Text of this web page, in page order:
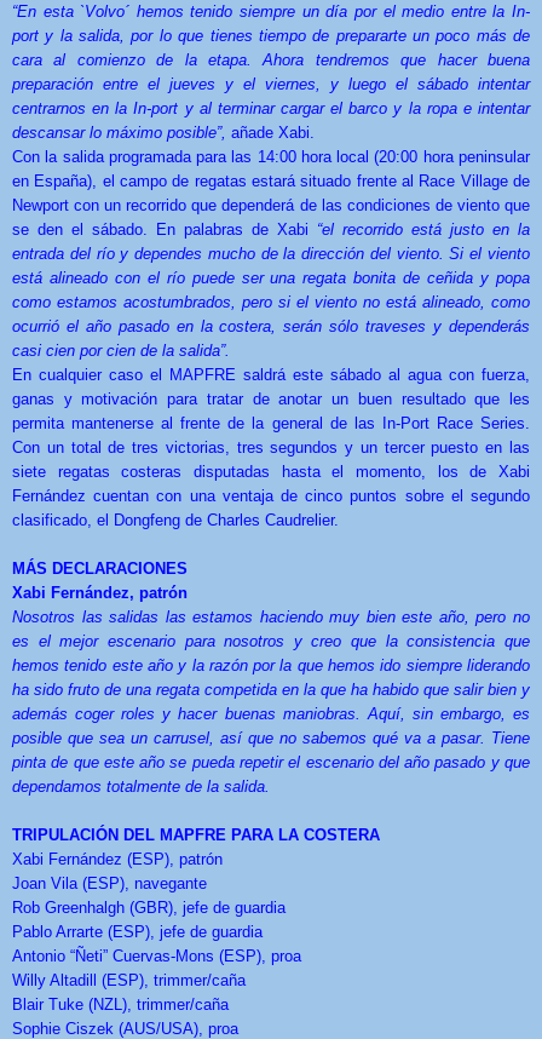
“En esta `Volvo´ hemos tenido siempre un día por el medio entre la In-
port y la salida, por lo que tienes tiempo de prepararte un poco más de
cara al comienzo de la etapa. Ahora tendremos que hacer buena
preparación entre el jueves y el viernes, y luego el sábado intentar
centrarnos en la In-port y al terminar cargar el barco y la ropa e intentar
descansar lo máximo posible”, añade Xabi.
Con la salida programada para las 14:00 hora local (20:00 hora peninsular
en España), el campo de regatas estará situado frente al Race Village de
Newport con un recorrido que dependerá de las condiciones de viento que
se den el sábado. En palabras de Xabi “el recorrido está justo en la
entrada del río y dependes mucho de la dirección del viento. Si el viento
está alineado con el río puede ser una regata bonita de ceñida y popa
como estamos acostumbrados, pero si el viento no está alineado, como
ocurrió el año pasado en la costera, serán sólo traveses y dependerás
casi cien por cien de la salida”.
En cualquier caso el MAPFRE saldrá este sábado al agua con fuerza,
ganas y motivación para tratar de anotar un buen resultado que les
permita mantenerse al frente de la general de las In-Port Race Series.
Con un total de tres victorias, tres segundos y un tercer puesto en las
siete regatas costeras disputadas hasta el momento, los de Xabi
Fernández cuentan con una ventaja de cinco puntos sobre el segundo
clasificado, el Dongfeng de Charles Caudrelier.
MÁS DECLARACIONES
Xabi Fernández, patrón
Nosotros las salidas las estamos haciendo muy bien este año, pero no
es el mejor escenario para nosotros y creo que la consistencia que
hemos tenido este año y la razón por la que hemos ido siempre liderando
ha sido fruto de una regata competida en la que ha habido que salir bien y
además coger roles y hacer buenas maniobras. Aquí, sin embargo, es
posible que sea un carrusel, así que no sabemos qué va a pasar. Tiene
pinta de que este año se pueda repetir el escenario del año pasado y que
dependamos totalmente de la salida.
TRIPULACIÓN DEL MAPFRE PARA LA COSTERA
Xabi Fernández (ESP), patrón
Joan Vila (ESP), navegante
Rob Greenhalgh (GBR), jefe de guardia
Pablo Arrarte (ESP), jefe de guardia
Antonio “Ñeti” Cuervas-Mons (ESP), proa
Willy Altadill (ESP), trimmer/caña
Blair Tuke (NZL), trimmer/caña
Sophie Ciszek (AUS/USA), proa